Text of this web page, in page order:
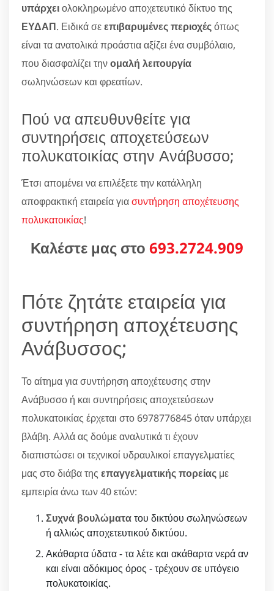
υπάρχειολοκληρωμένο αποχετευτικό δίκτυο της
ΕΥΔΑΠ. Ειδικά σεεπιβαρυμένες περιοχέςόπως
είναι τα ανατολικά προάστια αξίζει ένα συμβόλαιο,
που διασφαλίζει τηνομαλή λειτουργία
σωληνώσεων και φρεατίων.
Πού να απευθυνθείτε για
συντηρήσεις αποχετεύσεων
πολυκατοικίας στην Ανάβυσσο;
Έτσι απομένει να επιλέξετε την κατάλληλη
αποφρακτική εταιρεία γιασυντήρηση αποχέτευσης
πολυκατοικίας!
Καλέστε μας στο 693.2724.909
Πότε ζητάτε εταιρεία για
συντήρηση αποχέτευσης
Ανάβυσσος;
Το αίτημα για συντήρηση αποχέτευσης στην
Ανάβυσσο ή και συντηρήσεις αποχετεύσεων
πολυκατοικίας έρχεται στο 6978776845 όταν υπάρχει
βλάβη. Αλλά ας δούμε αναλυτικά τι έχουν
διαπιστώσει οι τεχνικοί υδραυλικοί επαγγελματίες
μας στο διάβα της επαγγελματικής πορείας με
εμπειρία άνω των 40 ετών:
Συχνά βουλώματατου δικτύου σωληνώσεων
ή αλλιώς αποχετευτικού δικτύου.
Ακάθαρτα ύδατα - τα λέτε και ακάθαρτα νερά αν
και είναι αδόκιμος όρος - τρέχουν σε υπόγειο
πολυκατοικίας.